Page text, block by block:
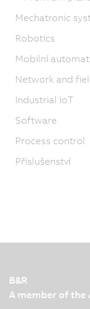
Mechatronic
Robotics
Mobilní
Network and
Industrial IoT
Software
Process control
Příslušenství
B&R
A member of the